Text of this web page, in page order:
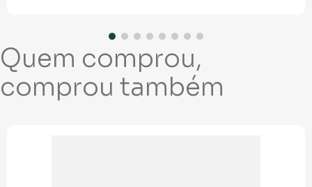
Quem comprou,
comprou também